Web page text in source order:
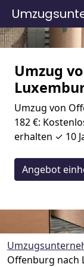
Umzug
Umzug von
182 €:
erhalten ✓ 10
Angebot
Offenburg nach